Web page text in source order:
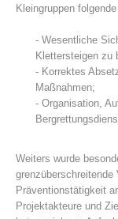
Kleingruppen
- Wesentliche
Klettersteigen zu
- Korrektes
Maßnahmen;
- Organisation,
Weiters wurde
Präventionstätigkeit
Projektakteure und